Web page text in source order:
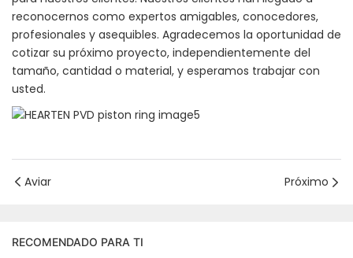
reconocernos como expertos amigables, conocedores,
profesionales y asequibles. Agradecemos la oportunidad de
cotizar su próximo proyecto, independientemente del
tamaño, cantidad o material, y esperamos trabajar con
usted.
Aviar Próximo
RECOMENDADO PARA TI